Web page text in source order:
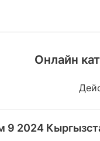
Онлайн
9 2024